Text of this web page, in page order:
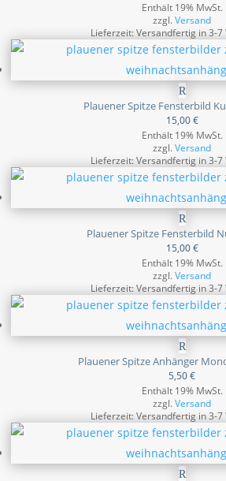
Enthält 19% MwSt.
zzgl.Versand
Lieferzeit: Versandfertig in 3-7
Plauener Spitze Fensterbild
15,00€
Enthält 19% MwSt.
zzgl.Versand
Lieferzeit: Versandfertig in 3-7
Plauener Spitze Fensterbild
15,00€
Enthält 19% MwSt.
zzgl.Versand
Lieferzeit: Versandfertig in 3-7
Plauener Spitze Anhänger
5,50€
Enthält 19% MwSt.
zzgl.Versand
Lieferzeit: Versandfertig in 3-7